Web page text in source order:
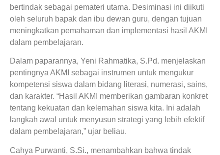
bertindak sebagai pemateri utama. Desiminasi ini diikuti
oleh seluruh bapak dan ibu dewan guru, dengan tujuan
meningkatkan pemahaman dan implementasi hasil AKMI
dalam pembelajaran.
Dalam paparannya, Yeni Rahmatika, S.Pd. menjelaskan
pentingnya AKMI sebagai instrumen untuk mengukur
kompetensi siswa dalam bidang literasi, numerasi, sains,
dan karakter. “Hasil AKMI memberikan gambaran konkret
tentang kekuatan dan kelemahan siswa kita. Ini adalah
langkah awal untuk menyusun strategi yang lebih efektif
dalam pembelajaran,” ujar beliau.
Cahya Purwanti, S.Si., menambahkan bahwa tindak